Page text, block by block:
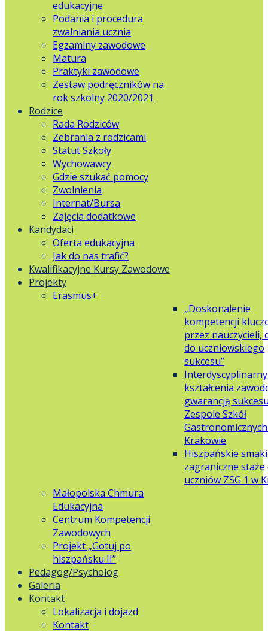
edukacyjne
Podania i procedura
zwalniania ucznia
Egzaminy zawodowe
Matura
Praktyki zawodowe
Zestaw podręczników na
rok szkolny 2020/2021
Rodzice
Rada Rodziców
Zebrania z rodzicami
Statut Szkoły
Wychowawcy
Gdzie szukać pomocy
Zwolnienia
Internat/Bursa
Zajęcia dodatkowe
Kandydaci
Oferta edukacyjna
Jak do nas trafić?
Kwalifikacyjne Kursy Zawodowe
Projekty
Erasmus+
„Doskonalenie
kompetencji
przez nauczycieli,
do uczniowskiego
sukcesu”
kształcenia
gwarancją
Zespole Szkół
Krakowie
Hiszpańskie
zagraniczne staże
uczniów ZSG 1 w
Małopolska Chmura
Edukacyjna
Centrum Kompetencji
Zawodowych
Projekt „Gotuj po
hiszpańsku II”
Pedagog/Psycholog
Galeria
Kontakt
Lokalizacja i dojazd
Kontakt